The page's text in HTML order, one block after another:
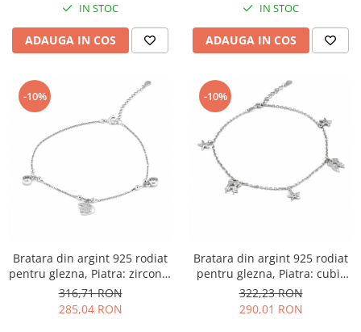
IN STOC
ADAUGA IN COS
IN STOC
ADAUGA IN COS
-10%
Bratara din argint 925 rodiat
pentru glezna, Piatra: zirconia
fatetata si cubic zirconia,
Sonis Silver
316,71 RON
285,04 RON
-10%
Bratara din argint 925 rodiat
pentru glezna, Piatra: cubic
zirconia, Sonis Silver
322,23 RON
290,01 RON